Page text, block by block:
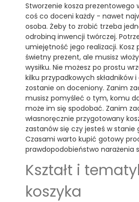
Stworzenie kosza prezentowego
coś co doceni każdy - nawet
osoba. Żeby to zrobić trzeba
odrobiną inwencji twórczej.
umiejętność jego realizacji. Kosz
świetny prezent, ale musisz
wysiłku. Nie możesz po prostu
kilku przypadkowych składników
zostanie on doceniony. Zanim
musisz pomyśleć o tym, komu
może im się spodobać. Zanim
własnoręcznie przygotowany
zastanów się czy jesteś w stanie
Czasami warto kupić gotowy
prawdopodobieństwo narażenia
Kształt i
koszyka